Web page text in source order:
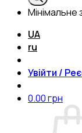
UA
ru
Увійти /
0.00грн